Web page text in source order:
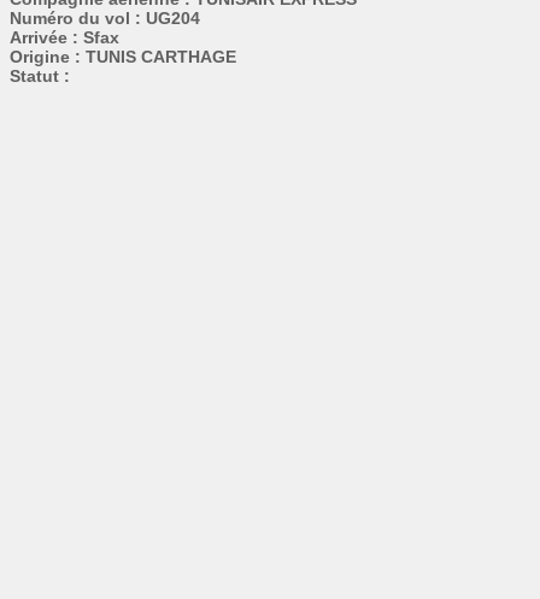
Numéro du vol : UG204
Arrivée : Sfax
Origine : TUNIS CARTHAGE
Statut :